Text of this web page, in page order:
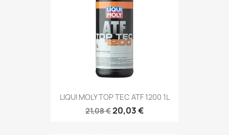
LIQUI MOLY TOP TEC ATF 1200 1L
21,08 €20,03 €